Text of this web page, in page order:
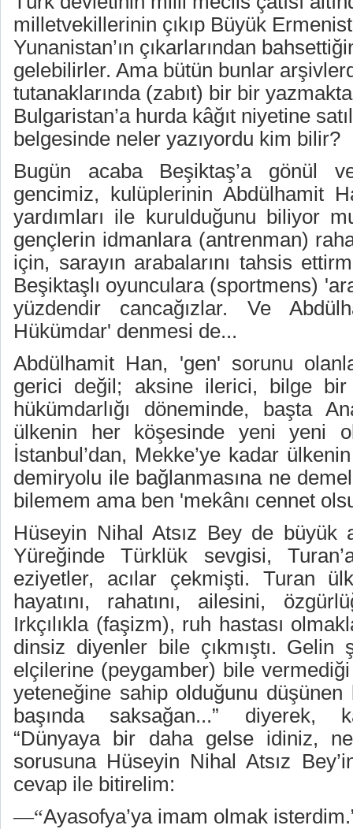
milletvekillerinin çıkıp Büyük
Yunanistan’ın çıkarlarından
gelebilirler. Ama bütün bunlar
tutanaklarında (zabıt) bir bir
Bulgaristan’a hurda kâğıt niyetine
belgesinde neler yazıyordu kim bilir?
Bugün acaba Beşiktaş’a gönül
gencimiz, kulüplerinin Abdülhamit
yardımları ile kurulduğunu biliyor
gençlerin idmanlara (antrenman)
için, sarayın arabalarını tahsis
Beşiktaşlı oyunculara (sportmens)
yüzdendir cancağızlar. Ve
Hükümdar' denmesi de...
Abdülhamit Han, 'gen' sorunu
gerici değil; aksine ilerici, bilge bir
hükümdarlığı döneminde, başta
ülkenin her köşesinde yeni yeni
İstanbul’dan, Mekke’ye kadar
demiryolu ile bağlanmasına ne
bilemem ama ben 'mekânı cennet
Hüseyin Nihal Atsız Bey de büyük
Yüreğinde Türklük sevgisi,
eziyetler, acılar çekmişti. Turan
hayatını, rahatını, ailesini,
Irkçılıkla (faşizm), ruh hastası
dinsiz diyenler bile çıkmıştı. Gelin
elçilerine (peygamber) bile
yeteneğine sahip olduğunu düşünen
başında saksağan...” diyerek,
“Dünyaya bir daha gelse idiniz,
sorusuna Hüseyin Nihal Atsız
cevap ile bitirelim:
—“Ayasofya’ya imam olmak